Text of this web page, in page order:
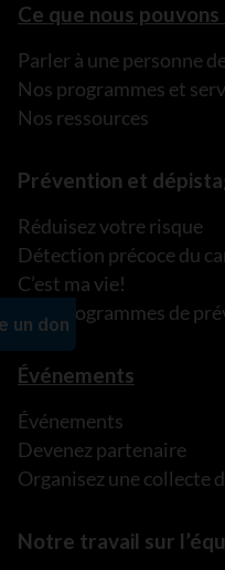
Ce que nous
Parler à une personne
Nos programmes et
Nos ressources
Prévention et
Réduisez votre risque
Détection précoce du
C’est ma vie!
Nos programmes de
Événements
Événements
Devenez partenaire
Organisez une collecte
Notre travail sur